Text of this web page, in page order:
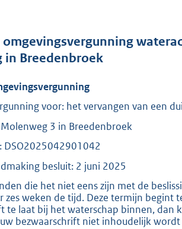
omgevingsvergunning
in Breedenbroek
voor: het vervangen van een
3 in Breedenbroek
DSO2025042901042
besluit: 2 juni 2025
die het niet eens zijn met de
zes weken de tijd. Deze termijn
te laat bij het waterschap binnen,
bezwaarschrift niet inhoudelijk